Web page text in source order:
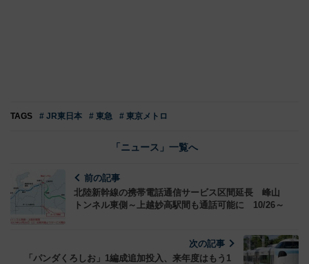
TAGS # JR東日本 # 東急 # 東京メトロ
「ニュース」一覧へ
前の記事
北陸新幹線の携帯電話通信サービス区間延長 峰山
トンネル東側～上越妙高駅間も通話可能に 10/26～
次の記事
「パンダくろしお」1編成追加投入、来年度はもう1